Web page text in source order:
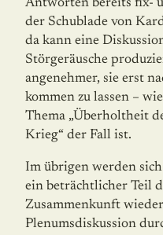
Antworten bereits fix-
der Schublade von
da kann eine
Störgeräusche
angenehmer, sie erst
kommen zu lassen –
Thema „Überholtheit
Krieg“ der Fall ist.
Im übrigen werden
ein beträchtlicher Teil
Zusammenkunft
Plenumsdiskussion